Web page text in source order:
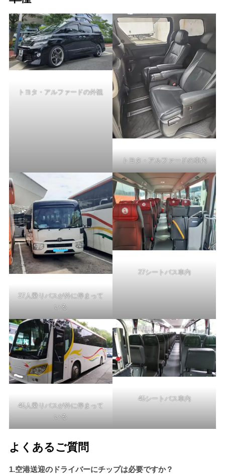
トヨタ・アルファードの外観
トヨタ・アルファードの車内
27人乗りバスが外に停まって
いる
27シートバス車内
45人乗りバスが外に停まって
いる
45シートバス車内
よくあるご質問
1.空港送迎のドライバーにチップは必要ですか？